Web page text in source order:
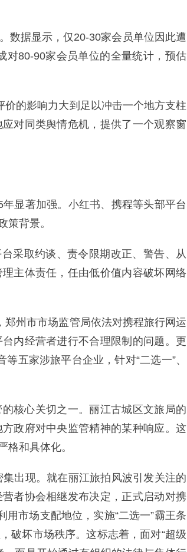
数据显示，仅20-30家会员单位因此遭
对80-90家会员单位的全量统计，预估
价的影响力大到足以冲击一个地方支柱
对同类舆情危机，提供了一个观察窗
显著加强。小红书、携程等头部平台
策背景。
采取约谈、责令限期改正、警告、从
主体责任，任由低价值内容破坏网络
州市市场监管局依法对携程旅行网运
内经营者进行不合理限制的问题。更
五家涉旅平台企业，针对“二选一”、
核心关切之一。丽江古城区文旅局的
政府对中央监管精神的某种响应。这
格和具体化。
出现。就在丽江旅拍风波引发关注的
者协会相继发布决定，正式启动对携
用市场支配地位，实施“二选一”霸王条
破坏市场秩序。这标志着，面对“超级